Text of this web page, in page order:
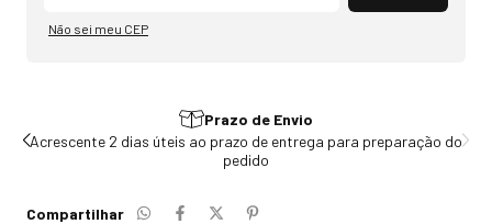
Não sei meu CEP
Prazo de Envio
Acrescente 2 dias úteis ao prazo de entrega para preparação do
pedido
Compartilhar